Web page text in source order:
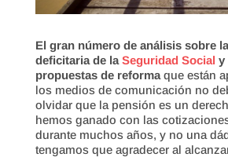
El gran número de análisis sobre
deficitaria de la Seguridad Social y
propuestas de reformaque están
los medios de comunicación no
olvidar que la pensión es un
hemos ganado con las
durante muchos años, y no una
tengamos que agradecer al